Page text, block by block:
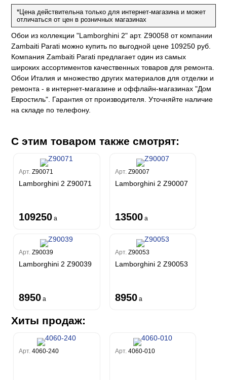
Him
*Цена действительна только для интернет-магазина и может
отличаться от цен в розничных магазинах
Обои из коллекции "Lamborghini 2" арт. Z90058 от компании
Zambaiti Parati можно купить по выгодной цене 109250 руб.
Компания Zambaiti Parati предлагает один из самых
широких ассортиментов качественных товаров для ремонта.
Обои Италия и множество других материалов для отделки и
ремонта - в интернет-магазине и оффлайн-магазинах "Дом
Евростиль". Гарантия от производителя. Уточняйте наличие
на складе по телефону.
С этим товаром также смотрят:
Арт.Z90071
Lamborghini 2 Z90071
109250 a
Арт. Z90007
Lamborghini 2 Z90007
13500 a
Арт.Z90039
Lamborghini 2 Z90039
8950 a
Арт. Z90053
Lamborghini 2 Z90053
8950 a
Хиты продаж:
Арт.4060-240 Арт. 4060-010